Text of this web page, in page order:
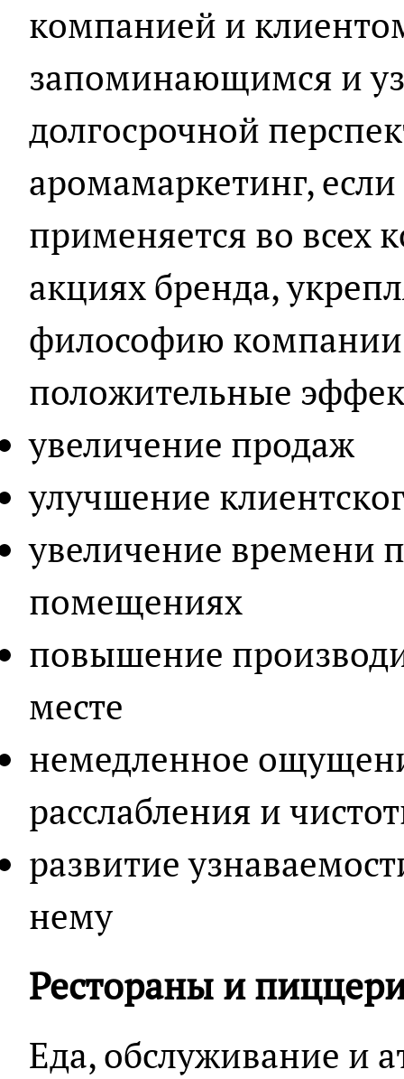
компанией и
запоминающимся и
долгосрочной
аромамаркетинг,
применяется во
акциях бренда,
философию
положительные
увеличение продаж
улучшение
увеличение времени
помещениях
повышение
месте
немедленное
расслабления и
развитие
нему
Рестораны и
Еда, обслуживание и